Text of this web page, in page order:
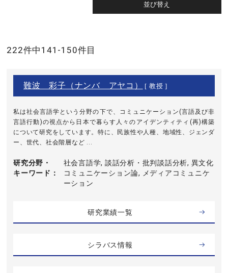
222件中141-150件目
難波 彩子（ナンバ アヤコ） [ 教授 ]
私は社会言語学という分野の下で、コミュニケーション(言語及び非
言語行動)の視点から日本で暮らす人々のアイデンティティ(再)構築
について研究をしています。特に、民族性や人種、地域性、ジェンダ
ー、世代、社会階層など ...
研究分野・
キーワード
社会言語学, 談話分析・批判談話分析, 異文化
コミュニケーション論, メディアコミュニケ
ーション
研究業績一覧
シラバス情報